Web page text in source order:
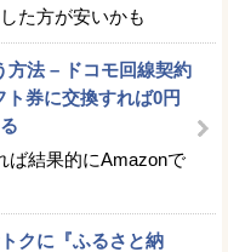
た方が安いかも
法 – ドコモ回線契約
券に交換すれば0円
ば結果的にAmazonで
クに『ふるさと納